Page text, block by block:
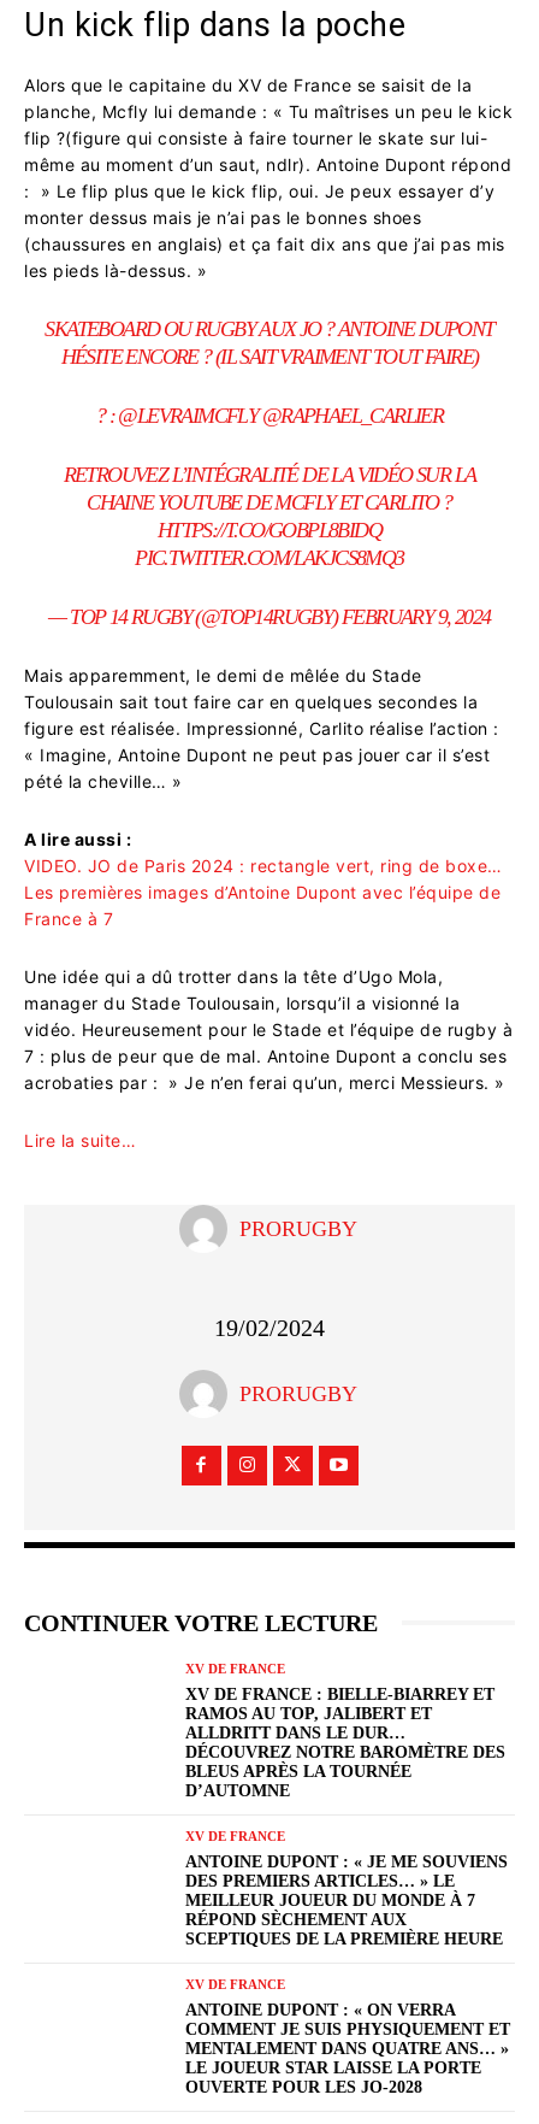
Un kick flip dans la poche
Alors que le capitaine du XV de France se saisit de la
planche, Mcfly lui demande : « Tu maîtrises un peu le kick
flip ?(figure qui consiste à faire tourner le skate sur lui-
même au moment d’un saut, ndlr). Antoine Dupont répond
: » Le flip plus que le kick flip, oui. Je peux essayer d’y
monter dessus mais je n’ai pas le bonnes shoes
(chaussures en anglais) et ça fait dix ans que j’ai pas mis
les pieds là-dessus. »
SKATEBOARD OU RUGBY AUX JO ? ANTOINE DUPONT
HÉSITE ENCORE ? (IL SAIT VRAIMENT TOUT FAIRE)
? :@LEVRAIMCFLY@RAPHAEL_CARLIER
RETROUVEZ L’INTÉGRALITÉ DE LA VIDÉO SUR LA
CHAINE YOUTUBE DE MCFLY ET CARLITO ?
HTTPS://T.CO/GOBPL8BIDQ
PIC.TWITTER.COM/LAKJCS8MQ3
— TOP 14 RUGBY (@TOP14RUGBY)FEBRUARY 9, 2024
Mais apparemment, le demi de mêlée du Stade
Toulousain sait tout faire car en quelques secondes la
figure est réalisée. Impressionné, Carlito réalise l’action :
« Imagine, Antoine Dupont ne peut pas jouer car il s’est
pété la cheville… »
A lire aussi :
VIDEO. JO de Paris 2024 : rectangle vert, ring de boxe…
Les premières images d’Antoine Dupont avec l’équipe de
France à 7
Une idée qui a dû trotter dans la tête d’Ugo Mola,
manager du Stade Toulousain, lorsqu’il a visionné la
vidéo. Heureusement pour le Stade et l’équipe de rugby à
7 : plus de peur que de mal. Antoine Dupont a conclu ses
acrobaties par : » Je n’en ferai qu’un, merci Messieurs. »
Lire la suite…
PRORUGBY
19/02/2024
PRORUGBY
CONTINUER VOTRE LECTURE
XV DE FRANCE
XV DE FRANCE : BIELLE-BIARREY ET
RAMOS AU TOP, JALIBERT ET
ALLDRITT DANS LE DUR…
DÉCOUVREZ NOTRE BAROMÈTRE DES
BLEUS APRÈS LA TOURNÉE
D’AUTOMNE
XV DE FRANCE
ANTOINE DUPONT : « JE ME SOUVIENS
DES PREMIERS ARTICLES… » LE
MEILLEUR JOUEUR DU MONDE À 7
RÉPOND SÈCHEMENT AUX
SCEPTIQUES DE LA PREMIÈRE HEURE
XV DE FRANCE
ANTOINE DUPONT : « ON VERRA
COMMENT JE SUIS PHYSIQUEMENT ET
MENTALEMENT DANS QUATRE ANS… »
LE JOUEUR STAR LAISSE LA PORTE
OUVERTE POUR LES JO-2028